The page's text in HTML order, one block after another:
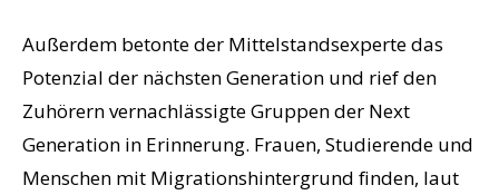
Außerdem betonte der Mittelstandsexperte das
Potenzial der nächsten Generation und rief den
Zuhörern vernachlässigte Gruppen der Next
Generation in Erinnerung. Frauen, Studierende und
Menschen mit Migrationshintergrund finden, laut